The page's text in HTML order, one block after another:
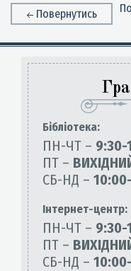
Повернутись
Бiблiотека:
ПН-ЧТ – 9:30-
ПТ –
СБ-НД –
Інтернет-центр:
ПН-ЧТ – 9:30-
ПТ –
СБ-НД –